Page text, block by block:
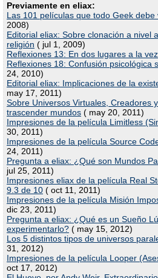
Previamente en eliax:
Las 101 películas que todo Geek debe
2008)
Editorial eliax: Sobre clonación a nivel
religión ( jul 1, 2009)
Reflexiones 13: En dos lugares a la
Reflexiones 18: Confusión psicológica
24, 2010)
Editorial eliax: Implicaciones de la
may 17, 2011)
Sobre Universos Virtuales, Creadores
trascender mundos ( may 20, 2011)
Impresiones de la película Limitless
30, 2011)
Impresiones de la película Source
24, 2011)
Pregunta a eliax: ¿Qué son Mundos
jul 25, 2011)
Impresiones eliax de la película Real
9.3 de 10 ( oct 11, 2011)
Impresiones de la película Misión
dic 23, 2011)
Pregunta a eliax: ¿Qué es un Sueño
experimentarlo? ( may 15, 2012)
Los 5 distintos tipos de universos
31, 2012)
Impresiones de la película Looper
oct 17, 2012)